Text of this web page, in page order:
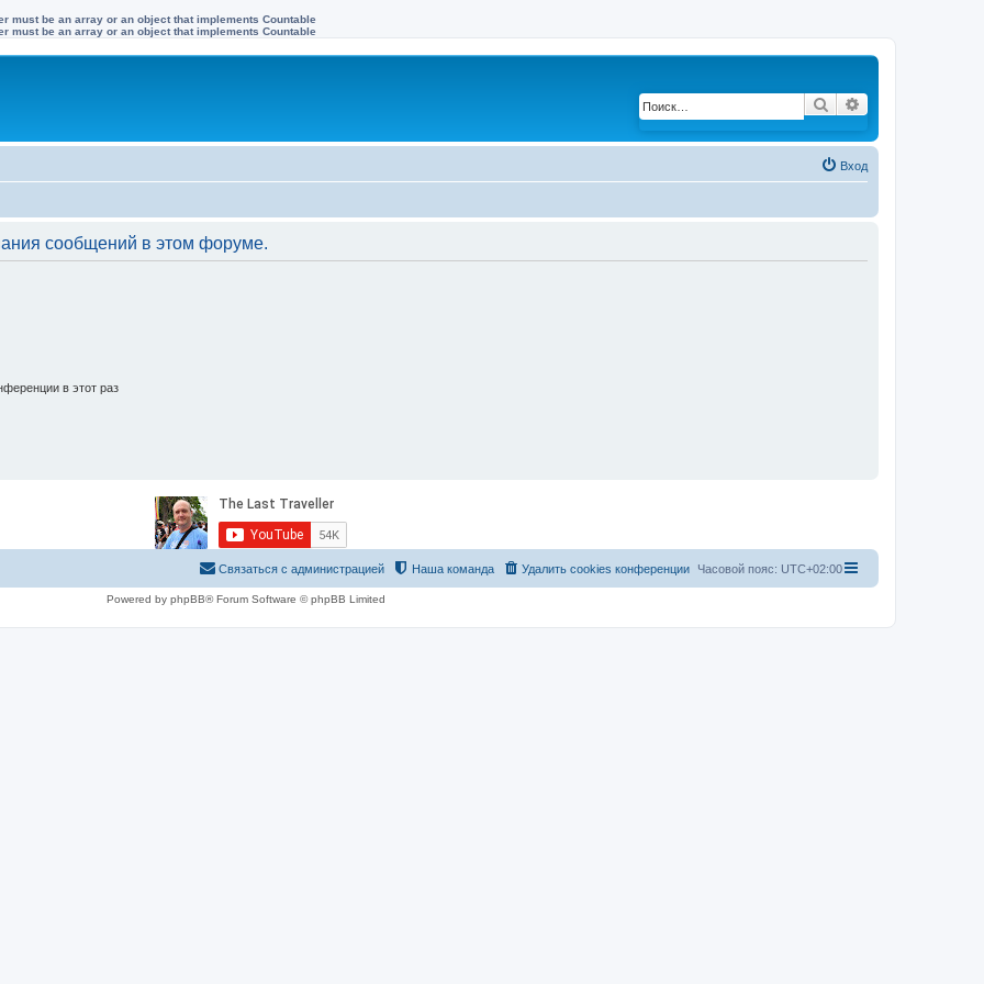
must be an array or an object that implements Countable
must be an array or an object that implements Countable
Поиск
Вход
сообщений в этом форуме.
в этот раз
Часовой пояс: UTC+02:00
Удалить cookies конференции
Наша команда
Связаться с администрацией
Powered by phpBB® Forum Software © phpBB Limited